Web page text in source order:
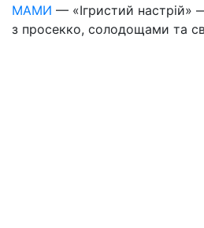
МАМИ — «Ігристий
з просекко, солодощами та